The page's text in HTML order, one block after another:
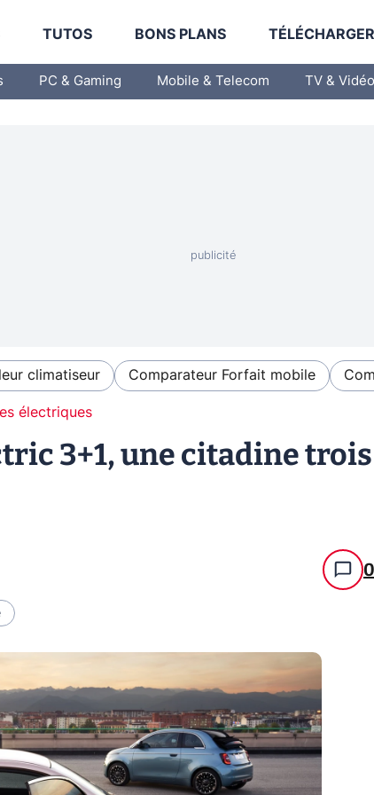
TUTOS BONS PLANS
PC & Gaming Mobile & Telecom TV & Vidéo
climatiseur Comparateur Forfait mobile
électriques
3+1, une citadine trois
0